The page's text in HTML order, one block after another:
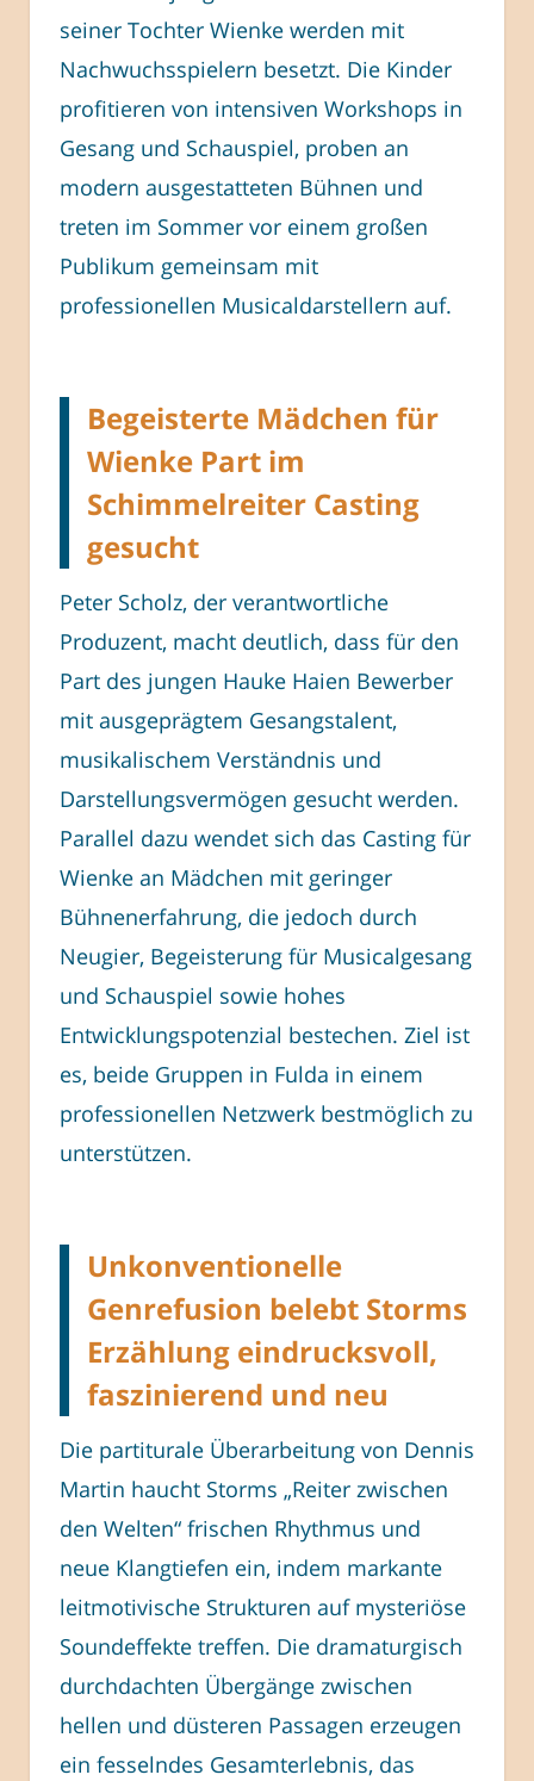
seiner Tochter Wienke werden mit
Nachwuchsspielern besetzt. Die Kinder
profitieren von intensiven Workshops in
Gesang und Schauspiel, proben an
modern ausgestatteten Bühnen und
treten im Sommer vor einem großen
Publikum gemeinsam mit
professionellen Musicaldarstellern auf.
Begeisterte Mädchen für
Wienke Part im
Schimmelreiter Casting
gesucht
Peter Scholz, der verantwortliche
Produzent, macht deutlich, dass für den
Part des jungen Hauke Haien Bewerber
mit ausgeprägtem Gesangstalent,
musikalischem Verständnis und
Darstellungsvermögen gesucht werden.
Parallel dazu wendet sich das Casting für
Wienke an Mädchen mit geringer
Bühnenerfahrung, die jedoch durch
Neugier, Begeisterung für Musicalgesang
und Schauspiel sowie hohes
Entwicklungspotenzial bestechen. Ziel ist
es, beide Gruppen in Fulda in einem
professionellen Netzwerk bestmöglich zu
unterstützen.
Unkonventionelle
Genrefusion belebt Storms
Erzählung eindrucksvoll,
faszinierend und neu
Die partiturale Überarbeitung von Dennis
Martin haucht Storms „Reiter zwischen
den Welten“ frischen Rhythmus und
neue Klangtiefen ein, indem markante
leitmotivische Strukturen auf mysteriöse
Soundeffekte treffen. Die dramaturgisch
durchdachten Übergänge zwischen
hellen und düsteren Passagen erzeugen
ein fesselndes Gesamterlebnis, das